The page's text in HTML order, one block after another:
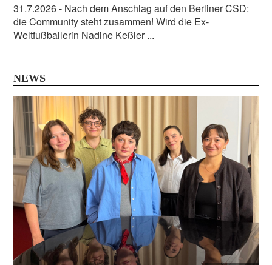
31.7.2026- Nach dem Anschlag auf den Berliner CSD:
die Community steht zusammen! Wird die Ex-
Weltfußballerin Nadine Keßler ...
NEWS